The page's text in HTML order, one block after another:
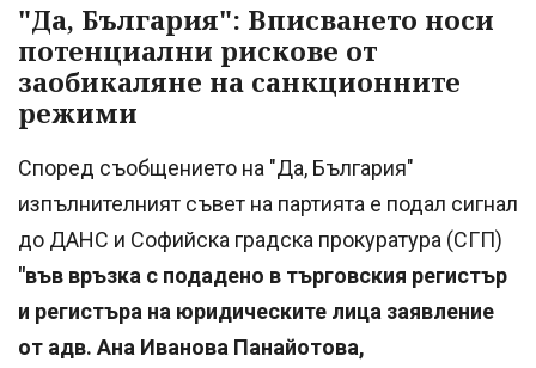
"Да, България": Вписването носи
потенциални рискове от
заобикаляне на санкционните
режими
Според съобщението на "Да, България"
изпълнителният съвет на партията е подал сигнал
до ДАНС и Софийска градска прокуратура (СГП)
"във връзка с подадено в търговския регистър
и регистъра на юридическите лица заявление
от адв. Ана Иванова Панайотова,